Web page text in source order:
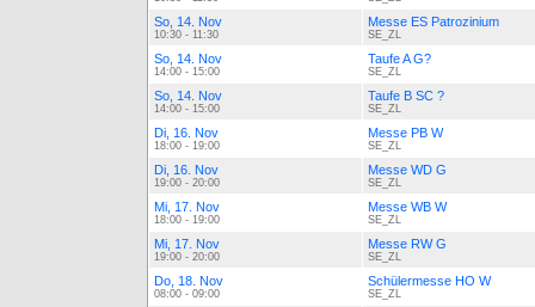
So, 14. Nov
10:30 - 11:30
Messe ES Patrozinium
SE_ZL
So, 14. Nov
14:00 - 15:00
Taufe A G?
SE_ZL
So, 14. Nov
14:00 - 15:00
Taufe B SC ?
SE_ZL
Di, 16. Nov
18:00 - 19:00
Messe PB W
SE_ZL
Di, 16. Nov
19:00 - 20:00
Messe WD G
SE_ZL
Mi, 17. Nov
18:00 - 19:00
Messe WB W
SE_ZL
Mi, 17. Nov
19:00 - 20:00
Messe RW G
SE_ZL
Do, 18. Nov
08:00 - 09:00
Schülermesse HO W
SE_ZL